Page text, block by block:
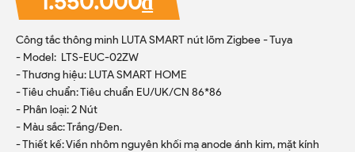
Công tắc thông minh LUTA SMART nút lõm Zigbee - Tuya
- Model: LTS-EUC-02ZW
- Thương hiệu: LUTA SMART HOME
- Tiêu chuẩn: Tiêu chuẩn EU/UK/CN 86*86
- Phân loại: 2 Nút
- Màu sắc: Trắng/Đen.
- Thiết kế: Viền nhôm nguyên khối mạ anode ánh kim, mặt kính